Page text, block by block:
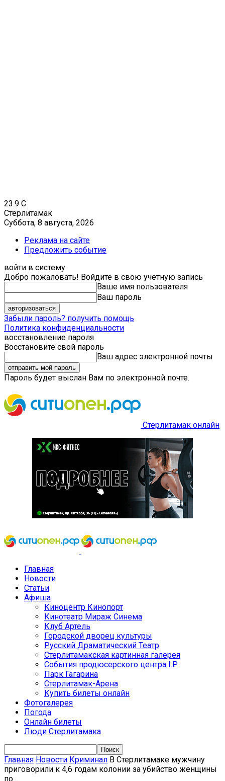
23.9 C
Стерлитамак
Суббота, 8 августа, 2026
Реклама на сайте
Предложить событие
войти в систему
Добро пожаловать! Войдите в свою учётную запись
Ваше имя пользователя
Ваш пароль
Забыли пароль? получить помощь
Политика конфиденциальности
восстановление пароля
Восстановите свой пароль
Ваш адрес электронной почты
Пароль будет выслан Вам по электронной почте.
Стерлитамак онлайн
Главная
Новости
Статьи
Афиша
Киноцентр Кинопорт
Кинотеатр Мираж Синема
Клуб Артель
Городской дворец культуры
Русский Драматический Театр
Стерлитамакская картинная галерея
События продюсерского центра I.P.
Парк Гагарина
Стерлитамак-Арена
Купить билеты онлайн
Фотогалерея
Погода
Онлайн билеты
Люди Стерлитамака
Главная Новости Криминал В Стерлитамаке мужчину
приговорили к 4,6 годам колонии за убийство женщины
по...